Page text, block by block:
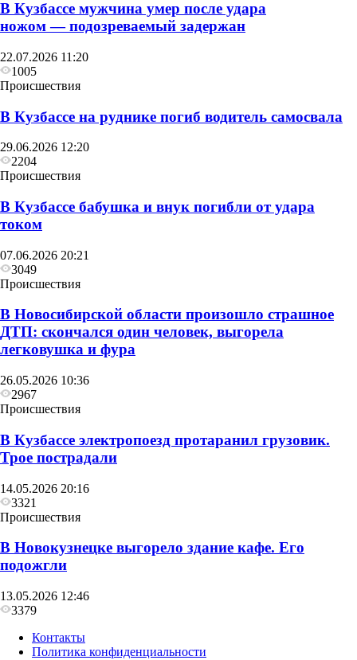
В Кузбассе мужчина умер после удара
ножом — подозреваемый задержан
22.07.2026 11:20
1005
Происшествия
В Кузбассе на руднике погиб водитель самосвала
29.06.2026 12:20
2204
Происшествия
В Кузбассе бабушка и внук погибли от удара
током
07.06.2026 20:21
3049
Происшествия
В Новосибирской области произошло страшное
ДТП: скончался один человек, выгорела
легковушка и фура
26.05.2026 10:36
2967
Происшествия
В Кузбассе электропоезд протаранил грузовик.
Трое пострадали
14.05.2026 20:16
3321
Происшествия
В Новокузнецке выгорело здание кафе. Его
подожгли
13.05.2026 12:46
3379
Контакты
Политика конфиденциальности